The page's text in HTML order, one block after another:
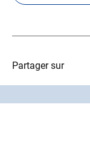
Partager sur